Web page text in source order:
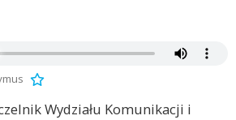
Wydziału Komunikacji i